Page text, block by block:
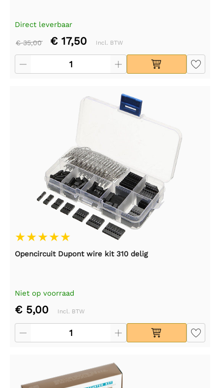
Direct leverbaar
€ 35,00 € 17,50 Incl. BTW
Opencircuit Dupont wire kit 310 delig
Niet op voorraad
€ 5,00 Incl. BTW